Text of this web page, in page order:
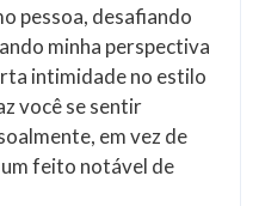
pessoa, desafiando
minha perspectiva
intimidade no estilo
você se sentir
em vez de
um feito notável de